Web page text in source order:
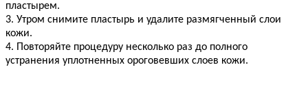
пластырем.
3. Утром снимите пластырь и удалите размягченный слои
кожи.
4. Повторяйте процедуру несколько раз до полного
устранения уплотненных ороговевших слоев кожи.